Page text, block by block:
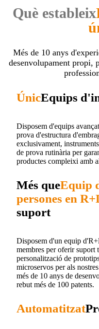
Què estableix
Més de 10 anys
desenvolupament propi,
ÚnicEquips
Disposem d'equips
prova d'estructura
exclusivament,
de prova rutinària per
productes compleixi amb
Més queEquip
persones en
suport
Disposem d'un equip
membres per oferir suport
personalització de
microservos per als
més de 10 anys de
rebut més de 100 patents.
Automatitzat